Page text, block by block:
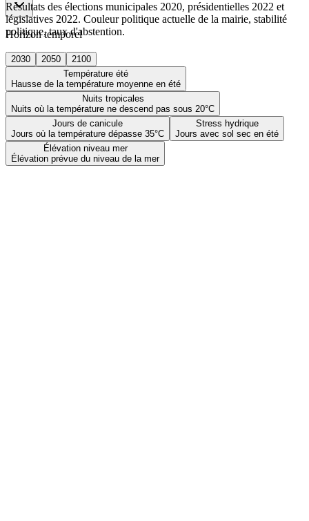
Horizon temporel
2030 2050
2100
Température été
Hausse de la température moyenne en été
Nuits tropicales
Nuits où la température ne descend pas sous 20°C
Jours de canicule
Jours où la température dépasse 35°C
Stress hydrique
Jours avec sol sec en été
Élévation niveau mer
Élévation prévue du niveau de la mer
Résultats des élections municipales 2020, présidentielles 2022 et
législatives 2022. Couleur politique actuelle de la mairie, stabilité
politique, taux d'abstention.